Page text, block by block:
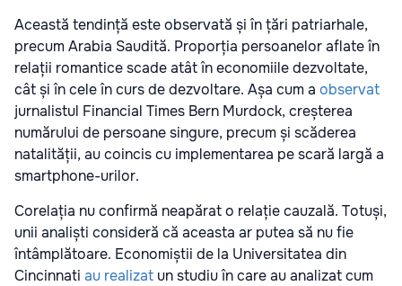
Această tendință este observată și în țări patriarhale,
precum Arabia Saudită. Proporția persoanelor aflate în
relații romantice scade atât în economiile dezvoltate,
cât și în cele în curs de dezvoltare. Așa cum a observat
jurnalistul Financial Times Bern Murdock, creșterea
numărului de persoane singure, precum și scăderea
natalității, au coincis cu implementarea pe scară largă a
smartphone-urilor.
Corelația nu confirmă neapărat o relație cauzală. Totuși,
unii analiști consideră că aceasta ar putea să nu fie
întâmplătoare. Economiștii de la Universitatea din
Cincinnati au realizat un studiu în care au analizat cum